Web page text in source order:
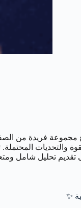
مجموعة فريدة من
والتحديات
تقديم تحليل شامل
✨